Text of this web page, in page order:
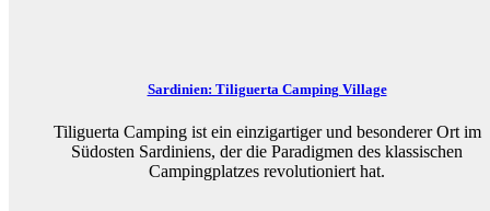
Sardinien: Tiliguerta Camping Village
Tiliguerta Camping ist ein einzigartiger und besonderer Ort im
Südosten Sardiniens, der die Paradigmen des klassischen
Campingplatzes revolutioniert hat.